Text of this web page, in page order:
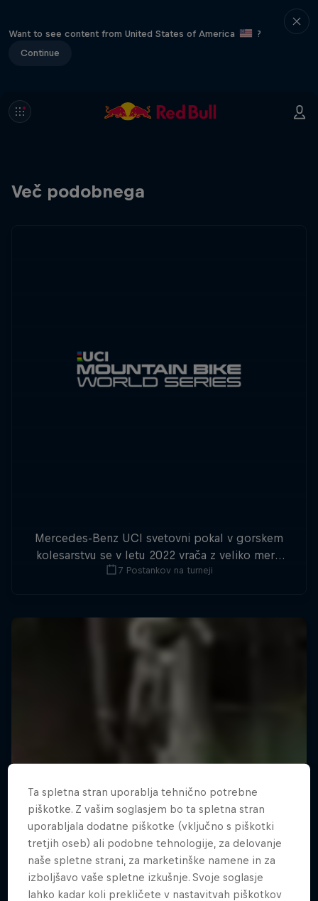
Want to see content from United States of America
?
Continue
Več podobnega
Mercedes-Benz UCI svetovni pokal v gorskem
kolesarstvu se v letu 2022 vrača z veliko mero
downhill in cross-country akcije.
7 Postankov na turneji
Ta spletna stran uporablja tehnično potrebne
piškotke. Z vašim soglasjem bo ta spletna stran
uporabljala dodatne piškotke (vključno s piškotki
tretjih oseb) ali podobne tehnologije, za delovanje
naše spletne strani, za marketinške namene in za
izboljšavo vaše spletne izkušnje. Svoje soglasje
lahko kadar koli prekličete v nastavitvah piškotkov